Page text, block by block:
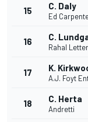
15 C. Daly
Ed
16 C.
Rahal
17 K.
A.J. Foyt
18 C. Herta
Andretti